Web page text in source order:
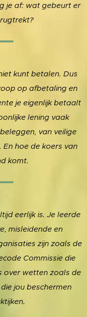
je af: wat gebeurt er
kunt betalen. Dus
op afbetaling en
je eigenlijk betaalt
lening vaak
van veilige
hoe de koers van
komt.
eerlijk is. Je leerde
misleidende en
zijn zoals de
Commissie die
over wetten zoals de
jou beschermen